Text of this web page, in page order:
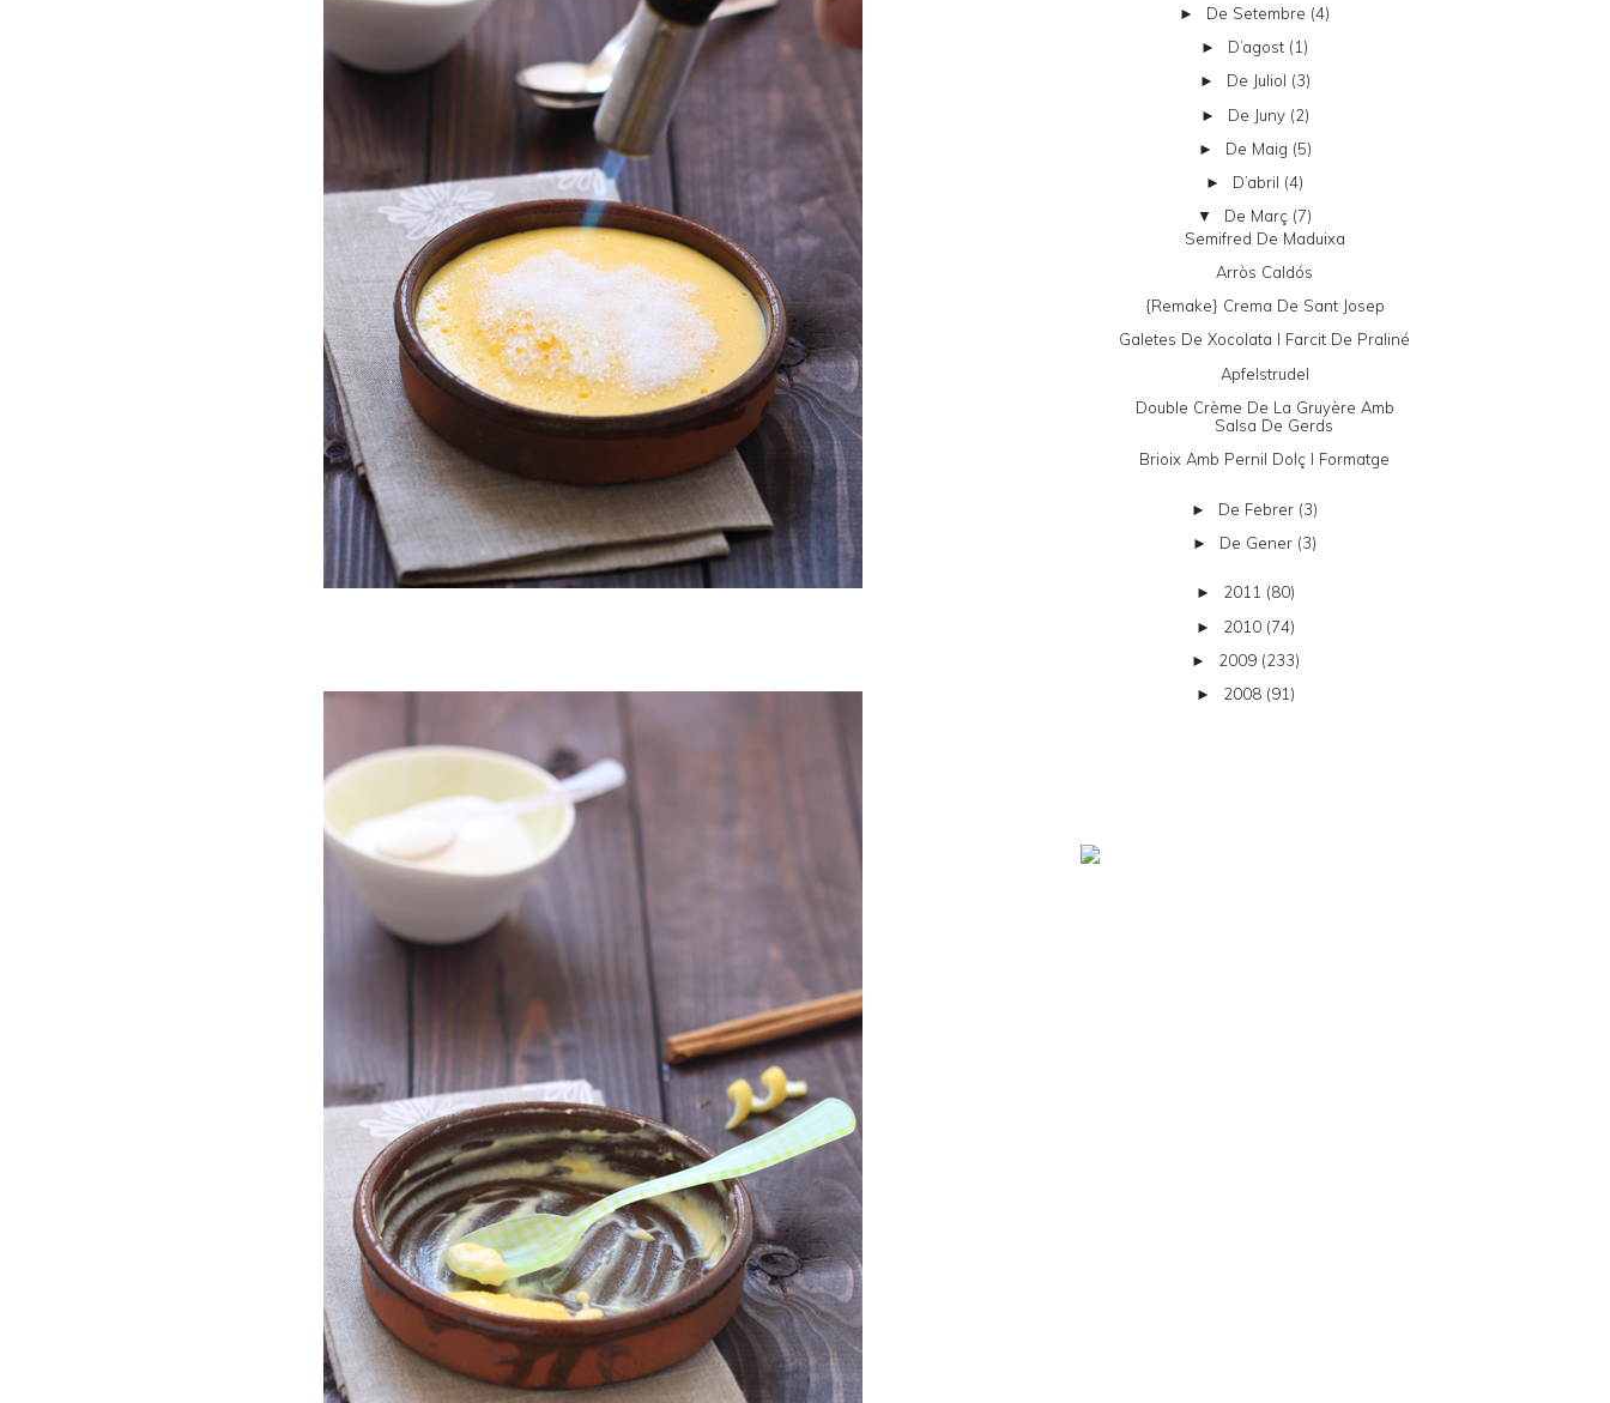
► De Setembre (4)
► D’agost (1)
► De Juliol (3)
► De Juny (2)
► De Maig (5)
► D’abril (4)
▼ De Març (7)
Semifred De Maduixa
Arròs Caldós
{remake} Crema De Sant Josep
Galetes De Xocolata I Farcit De Praliné
Apfelstrudel
Double Crème De La Gruyère Amb
Salsa De Gerds
Brioix Amb Pernil Dolç I Formatge
► De Febrer (3)
► De Gener (3)
► 2011 (80)
► 2010 (74)
► 2009 (233)
► 2008 (91)